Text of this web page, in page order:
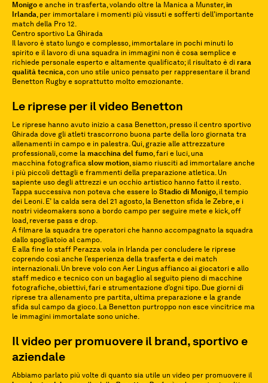
Monigo e anche in trasferta, volando oltre la Manica a Munster,in
Irlanda, per immortalare i momenti più vissuti e sofferti dell’importante
match della Pro 12.
Centro sportivo La Ghirada
Il lavoro è stato lungo e complesso, immortalare in pochi minuti lo
spirito e il lavoro di una squadra in immagini non è cosa semplice e
richiede personale esperto e altamente qualificato; il risultato è di rara
qualità tecnica, con uno stile unico pensato per rappresentare il brand
Benetton Rugby e soprattutto molto emozionante.
Le riprese per il video Benetton
Le riprese hanno avuto inizio a casa Benetton, presso il centro sportivo
Ghirada dove gli atleti trascorrono buona parte della loro giornata tra
allenamenti in campo e in palestra. Qui, grazie alle attrezzature
professionali, come la macchina del fumo, fari e luci, una
macchina fotografica slow motion, siamo riusciti ad immortalare anche
i più piccoli dettagli e frammenti della preparazione atletica. Un
sapiente uso degli attrezzi e un occhio artistico hanno fatto il resto.
Tappa successiva non poteva che essere lo Stadio di Monigo, il tempio
dei Leoni. E’ la calda sera del 21 agosto, la Benetton sfida le Zebre, e i
nostri videomakers sono a bordo campo per seguire mete e kick, off
load, reverse pass e drop.
A filmare la squadra tre operatori che hanno accompagnato la squadra
dallo spogliatoio al campo.
E alla fine lo staff Perazza vola in Irlanda per concludere le riprese
coprendo così anche l’esperienza della trasferta e dei match
internazionali. Un breve volo con Aer Lingus affianco ai giocatori e allo
staff medico e tecnico con un bagaglio al seguito pieno di macchine
fotografiche, obiettivi, fari e strumentazione d’ogni tipo. Due giorni di
riprese tra allenamento pre partita, ultima preparazione e la grande
sfida sul campo da gioco. La Benetton purtroppo non esce vincitrice ma
le immagini immortalate sono uniche.
Il video per promuovere il brand, sportivo e
aziendale
Abbiamo parlato più volte di quanto sia utile un video per promuovere il